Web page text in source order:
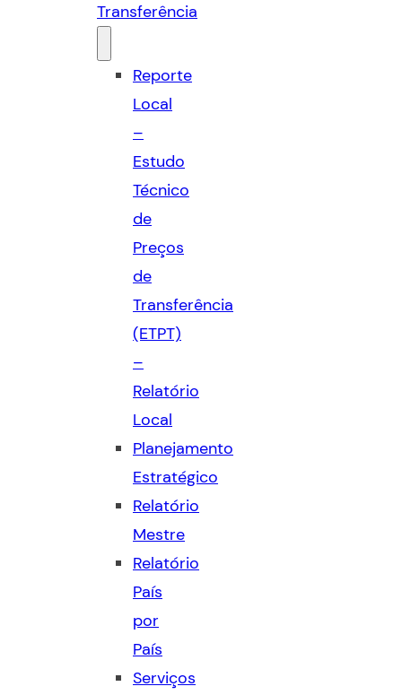
Transferência
Reporte
Local
–
Estudo
Técnico
de
Preços
de
Transferência
(ETPT)
–
Relatório
Local
Planejamento
Estratégico
Relatório
Mestre
Relatório
País
por
País
Serviços